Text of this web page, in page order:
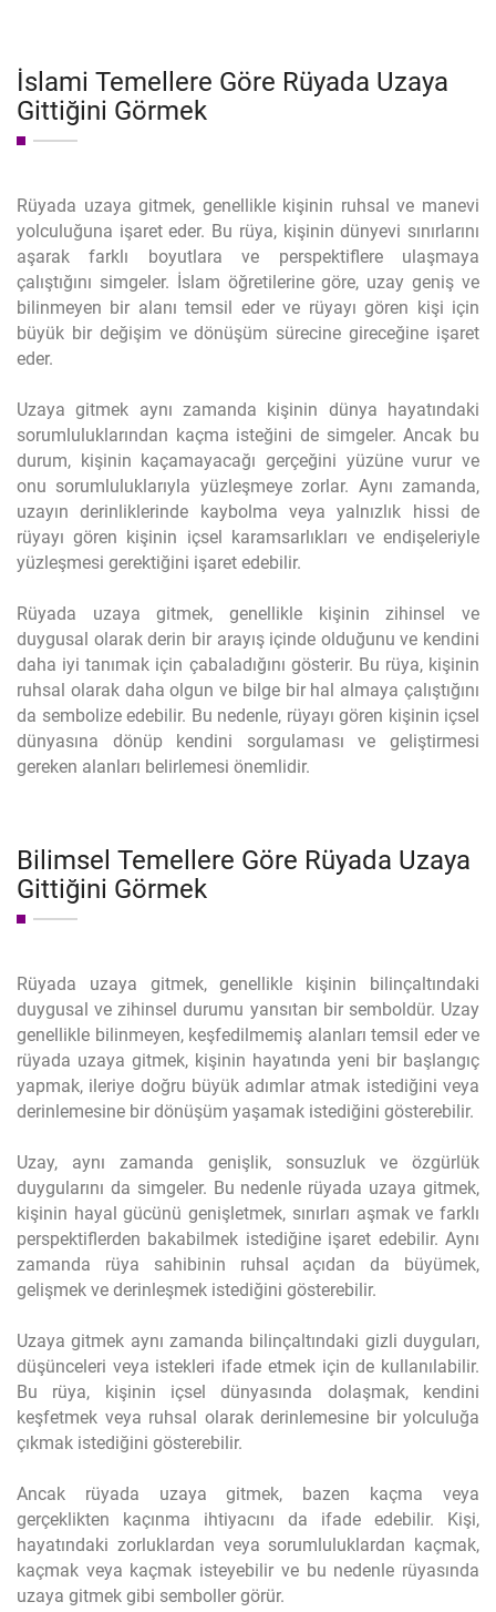
İslami Temellere Göre Rüyada Uzaya
Gittiğini Görmek
Rüyada uzaya gitmek, genellikle kişinin ruhsal ve manevi
yolculuğuna işaret eder. Bu rüya, kişinin dünyevi sınırlarını
aşarak farklı boyutlara ve perspektiflere ulaşmaya
çalıştığını simgeler. İslam öğretilerine göre, uzay geniş ve
bilinmeyen bir alanı temsil eder ve rüyayı gören kişi için
büyük bir değişim ve dönüşüm sürecine gireceğine işaret
eder.
Uzaya gitmek aynı zamanda kişinin dünya hayatındaki
sorumluluklarından kaçma isteğini de simgeler. Ancak bu
durum, kişinin kaçamayacağı gerçeğini yüzüne vurur ve
onu sorumluluklarıyla yüzleşmeye zorlar. Aynı zamanda,
uzayın derinliklerinde kaybolma veya yalnızlık hissi de
rüyayı gören kişinin içsel karamsarlıkları ve endişeleriyle
yüzleşmesi gerektiğini işaret edebilir.
Rüyada uzaya gitmek, genellikle kişinin zihinsel ve
duygusal olarak derin bir arayış içinde olduğunu ve kendini
daha iyi tanımak için çabaladığını gösterir. Bu rüya, kişinin
ruhsal olarak daha olgun ve bilge bir hal almaya çalıştığını
da sembolize edebilir. Bu nedenle, rüyayı gören kişinin içsel
dünyasına dönüp kendini sorgulaması ve geliştirmesi
gereken alanları belirlemesi önemlidir.
Bilimsel Temellere Göre Rüyada Uzaya
Gittiğini Görmek
Rüyada uzaya gitmek, genellikle kişinin bilinçaltındaki
duygusal ve zihinsel durumu yansıtan bir semboldür. Uzay
genellikle bilinmeyen, keşfedilmemiş alanları temsil eder ve
rüyada uzaya gitmek, kişinin hayatında yeni bir başlangıç
yapmak, ileriye doğru büyük adımlar atmak istediğini veya
derinlemesine bir dönüşüm yaşamak istediğini gösterebilir.
Uzay, aynı zamanda genişlik, sonsuzluk ve özgürlük
duygularını da simgeler. Bu nedenle rüyada uzaya gitmek,
kişinin hayal gücünü genişletmek, sınırları aşmak ve farklı
perspektiflerden bakabilmek istediğine işaret edebilir. Aynı
zamanda rüya sahibinin ruhsal açıdan da büyümek,
gelişmek ve derinleşmek istediğini gösterebilir.
Uzaya gitmek aynı zamanda bilinçaltındaki gizli duyguları,
düşünceleri veya istekleri ifade etmek için de kullanılabilir.
Bu rüya, kişinin içsel dünyasında dolaşmak, kendini
keşfetmek veya ruhsal olarak derinlemesine bir yolculuğa
çıkmak istediğini gösterebilir.
Ancak rüyada uzaya gitmek, bazen kaçma veya
gerçeklikten kaçınma ihtiyacını da ifade edebilir. Kişi,
hayatındaki zorluklardan veya sorumluluklardan kaçmak,
kaçmak veya kaçmak isteyebilir ve bu nedenle rüyasında
uzaya gitmek gibi semboller görür.